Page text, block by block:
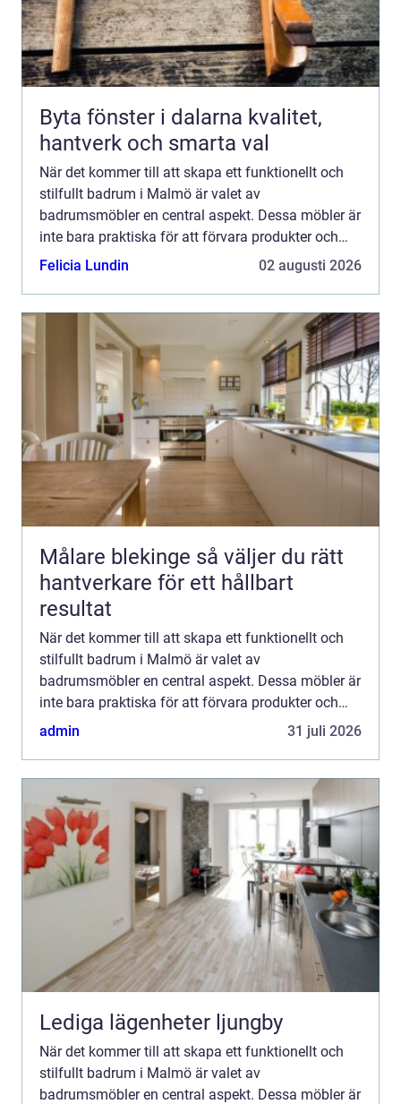
Byta fönster i dalarna kvalitet,
hantverk och smarta val
När det kommer till att skapa ett funktionellt och
stilfullt badrum i Malmö är valet av
badrumsmöbler en central aspekt. Dessa möbler är
inte bara praktiska för att förvara produkter och
hålla ordning, ut...
Felicia Lundin 02 augusti 2026
Målare blekinge så väljer du rätt
hantverkare för ett hållbart
resultat
När det kommer till att skapa ett funktionellt och
stilfullt badrum i Malmö är valet av
badrumsmöbler en central aspekt. Dessa möbler är
inte bara praktiska för att förvara produkter och
hålla ordning, ut...
admin 31 juli 2026
Lediga lägenheter ljungby
När det kommer till att skapa ett funktionellt och
stilfullt badrum i Malmö är valet av
badrumsmöbler en central aspekt. Dessa möbler är